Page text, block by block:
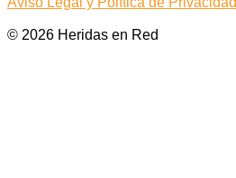
© 2026 Heridas en Red